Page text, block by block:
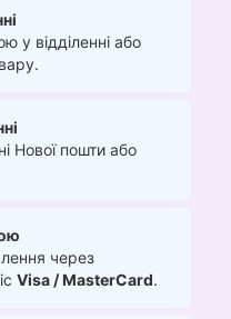
у відділенні або
Нової пошти або
через
Visa / MasterCard.